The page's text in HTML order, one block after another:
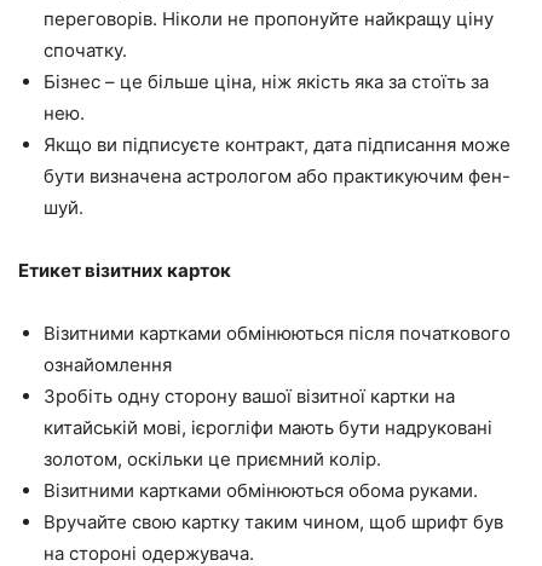
переговорів. Ніколи не пропонуйте найкращу ціну
спочатку.
Бізнес – це більше ціна, ніж якість яка за стоїть за
нею.
Якщо ви підписуєте контракт, дата підписання може
бути визначена астрологом або практикуючим фен-
шуй.
Етикет візитних карток
Візитними картками обмінюються після початкового
ознайомлення
Зробіть одну сторону вашої візитної картки на
китайській мові, ієрогліфи мають бути надруковані
золотом, оскільки це приємний колір.
Візитними картками обмінюються обома руками.
Вручайте свою картку таким чином, щоб шрифт був
на стороні одержувача.